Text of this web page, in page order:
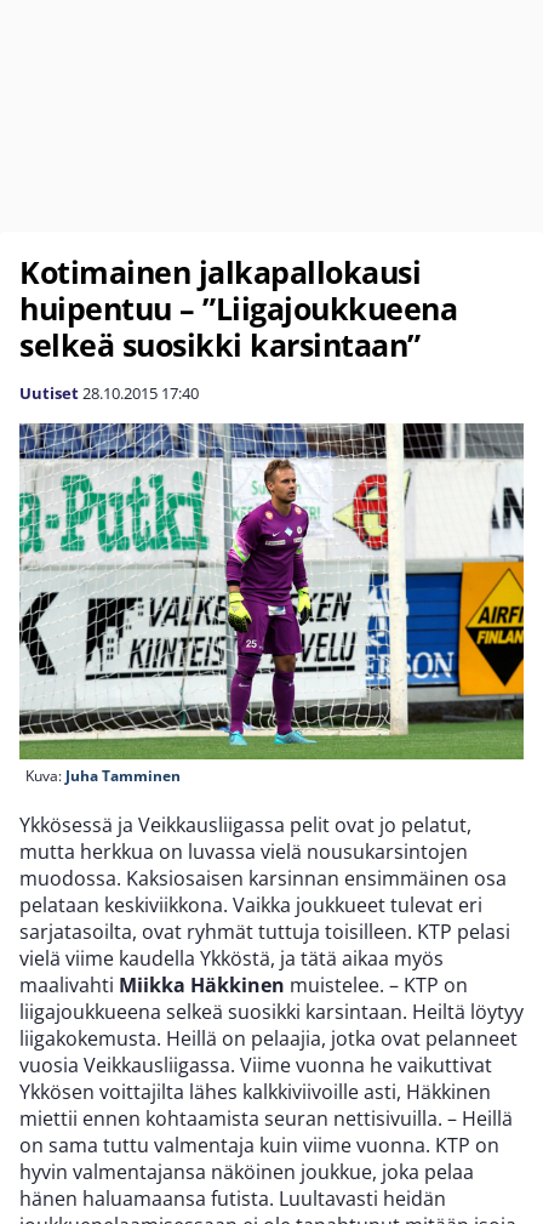
Kotimainen jalkapallokausi
huipentuu – ”Liigajoukkueena
selkeä suosikki karsintaan”
Uutiset28.10.2015 17:40
Kuva: Juha Tamminen
Ykkösessä ja Veikkausliigassa pelit ovat jo pelatut,
mutta herkkua on luvassa vielä nousukarsintojen
muodossa. Kaksiosaisen karsinnan ensimmäinen osa
pelataan keskiviikkona. Vaikka joukkueet tulevat eri
sarjatasoilta, ovat ryhmät tuttuja toisilleen. KTP pelasi
vielä viime kaudella Ykköstä, ja tätä aikaa myös
maalivahti Miikka Häkkinen muistelee. – KTP on
liigajoukkueena selkeä suosikki karsintaan. Heiltä löytyy
liigakokemusta. Heillä on pelaajia, jotka ovat pelanneet
vuosia Veikkausliigassa. Viime vuonna he vaikuttivat
Ykkösen voittajilta lähes kalkkiviivoille asti, Häkkinen
miettii ennen kohtaamista seuran nettisivuilla. – Heillä
on sama tuttu valmentaja kuin viime vuonna. KTP on
hyvin valmentajansa näköinen joukkue, joka pelaa
hänen haluamaansa futista. Luultavasti heidän